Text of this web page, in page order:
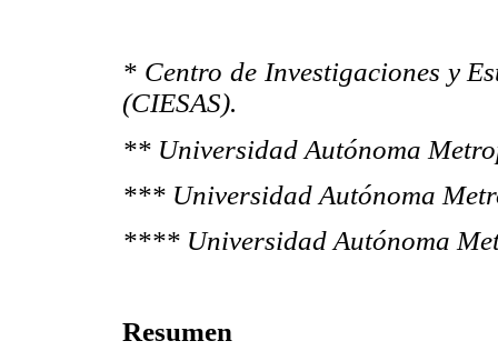
* Centro de Investigaciones y
(CIESAS).
** Universidad Autónoma
*** Universidad Autónoma
**** Universidad Autónoma
Resumen